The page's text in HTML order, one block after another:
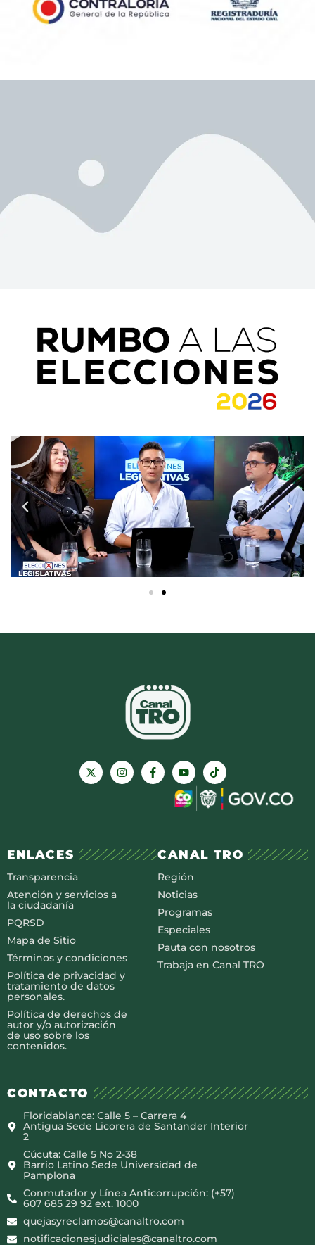
ENLACES
Transparencia
Atención y servicios a
la ciudadanía
PQRSD
Mapa de Sitio
Términos y condiciones
Política de privacidad y
tratamiento de datos
personales.
Política de derechos de
autor y/o autorización
de uso sobre los
contenidos.
CANAL TRO
Región
Noticias
Programas
Especiales
Pauta con nosotros
Trabaja en Canal TRO
CONTACTO
Floridablanca: Calle 5 – Carrera 4
Antigua Sede Licorera de Santander Interior
2
Cúcuta: Calle 5 No 2-38
Barrio Latino Sede Universidad de
Pamplona
Conmutador y Línea Anticorrupción: (+57)
607 685 29 92 ext. 1000
quejasyreclamos@canaltro.com
notificacionesjudiciales@canaltro.com